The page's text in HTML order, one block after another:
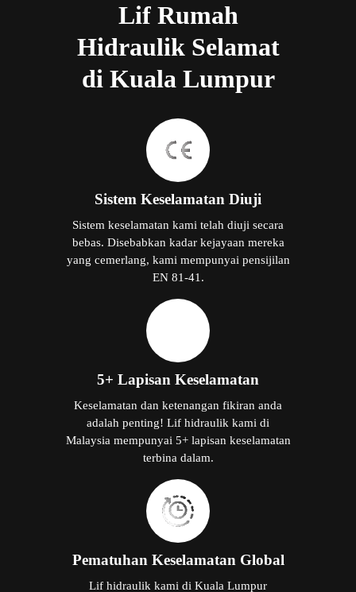
Lif Rumah
Hidraulik Selamat
di Kuala Lumpur
Sistem Keselamatan Diuji
Sistem keselamatan kami telah diuji secara
bebas. Disebabkan kadar kejayaan mereka
yang cemerlang, kami mempunyai pensijilan
EN 81-41.
5+ Lapisan Keselamatan
Keselamatan dan ketenangan fikiran anda
adalah penting! Lif hidraulik kami di
Malaysia mempunyai 5+ lapisan keselamatan
terbina dalam.
Pematuhan Keselamatan Global
Lif hidraulik kami di Kuala Lumpur